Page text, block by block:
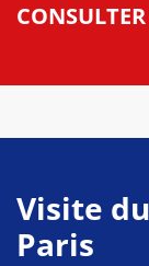
Visite
Paris